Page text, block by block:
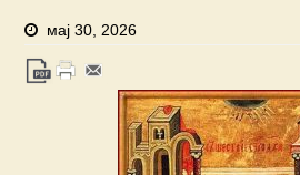
мај 30, 2026